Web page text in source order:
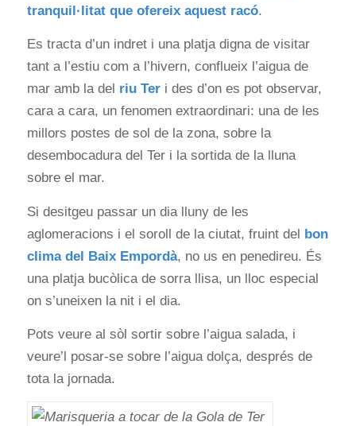
tranquil·litat que ofereix aquest racó.
Es tracta d’un indret i una platja digna de visitar
tant a l’estiu com a l’hivern, conflueix l’aigua de
mar amb la del riu Teri des d’on es pot observar,
cara a cara, un fenomen extraordinari: una de les
millors postes de sol de la zona, sobre la
desembocadura del Ter i la sortida de la lluna
sobre el mar.
Si desitgeu passar un dia lluny de les
aglomeracions i el soroll de la ciutat, fruint del bon
clima del Baix Empordà, no us en penedireu. És
una platja bucòlica de sorra llisa, un lloc especial
on s’uneixen la nit i el dia.
Pots veure al sòl sortir sobre l’aigua salada, i
veure’l posar-se sobre l’aigua dolça, després de
tota la jornada.